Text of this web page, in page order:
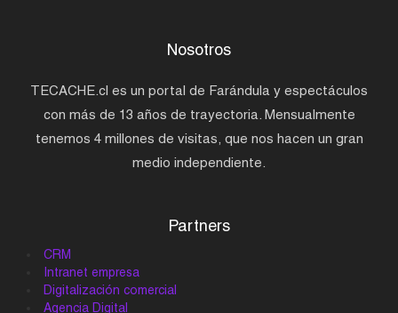
Nosotros
TECACHE.cl es un portal de Farándula y espectáculos
con más de 13 años de trayectoria. Mensualmente
tenemos 4 millones de visitas, que nos hacen un gran
medio independiente.
Partners
CRM
Intranet empresa
Digitalización comercial
Agencia Digital